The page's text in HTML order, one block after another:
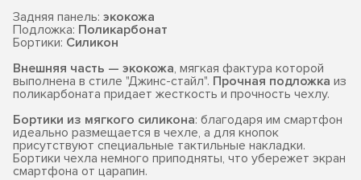
Задняя панель: экокожа
Подложка: Поликарбонат
Бортики: Силикон
Внешняя часть — экокожа, мягкая фактура которой
выполнена в стиле "Джинс-стайл". Прочная подложка из
поликарбоната придает жесткость и прочность чехлу.
Бортики из мягкого силикона: благодаря им смартфон
идеально размещается в чехле, а для кнопок
присутствуют специальные тактильные накладки.
Бортики чехла немного приподняты, что убережет экран
смартфона от царапин.